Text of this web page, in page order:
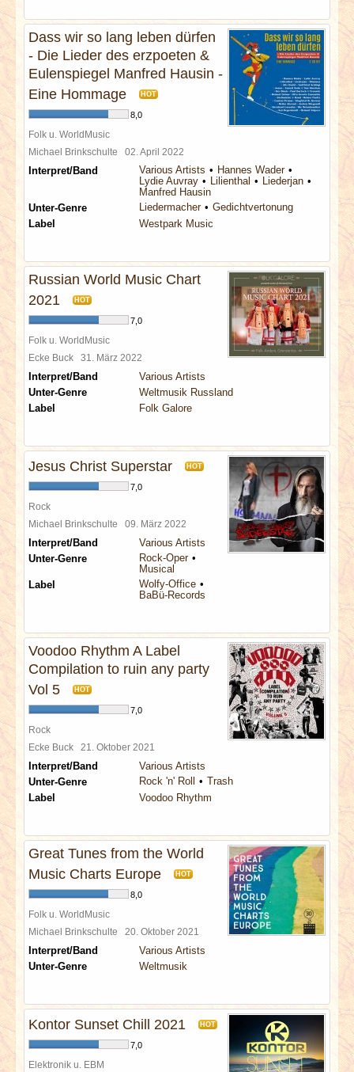
Dass wir so lang leben dürfen
- Die Lieder des erzpoeten &
Eulenspiegel Manfred Hausin -
Eine Hommage
HOT
8,0
Folk u. WorldMusic
Michael Brinkschulte 02. April 2022
Interpret/Band Various Artists
Hannes Wader
Lydie Auvray
Lilienthal
Liederjan
Manfred Hausin
Unter-Genre
Liedermacher
Gedichtvertonung
Label
Westpark Music
Russian World Music Chart
2021
HOT
7,0
Folk u. WorldMusic
Ecke Buck 31. März 2022
Interpret/Band
Various Artists
Unter-Genre
Weltmusik Russland
Label
Folk Galore
Jesus Christ Superstar HOT
7,0
Rock
Michael Brinkschulte 09. März 2022
Interpret/Band
Various Artists
Unter-Genre
Rock-Oper
Musical
Label
Wolfy-Office
BaBü-Records
Voodoo Rhythm A Label
Compilation to ruin any party
Vol 5
HOT
7,0
Rock
Ecke Buck 21. Oktober 2021
Interpret/Band
Various Artists
Unter-Genre
Rock 'n' Roll
Trash
Label
Voodoo Rhythm
Great Tunes from the World
Music Charts Europe
HOT
8,0
Folk u. WorldMusic
Michael Brinkschulte 20. Oktober 2021
Interpret/Band
Various Artists
Unter-Genre
Weltmusik
Kontor Sunset Chill 2021 HOT
7,0
Elektronik u. EBM